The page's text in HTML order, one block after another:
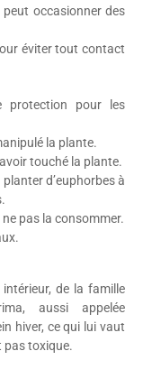
occasionner des
éviter tout contact
protection pour les
la plante.
touché la plante.
d’euphorbes à
pas la consommer.
de la famille
aussi appelée
hiver, ce qui lui vaut
pas toxique.